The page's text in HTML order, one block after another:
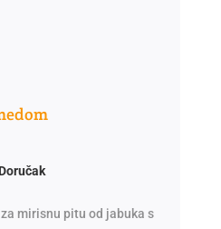
Doručak
mirisnu pitu od jabuka s